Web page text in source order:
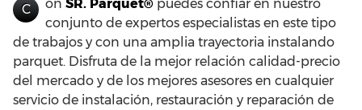
C on SR. Parquet® puedes confiar en nuestro
conjunto de expertos especialistas en este tipo
de trabajos y con una amplia trayectoria instalando
parquet. Disfruta de la mejor relación calidad-precio
del mercado y de los mejores asesores en cualquier
servicio de instalación, restauración y reparación de